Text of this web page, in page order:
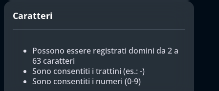
Caratteri
Possono essere registrati domini da 2 a
63 caratteri
Sono consentiti i trattini (es.: -)
Sono consentiti i numeri (0-9)